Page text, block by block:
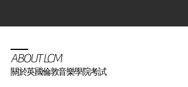
ABOUT LCM
關於英國倫敦音樂學院考試